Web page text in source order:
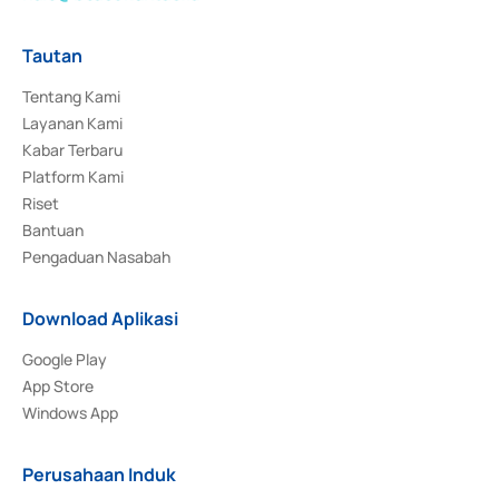
Tautan
Tentang Kami
Layanan Kami
Kabar Terbaru
Platform Kami
Riset
Bantuan
Pengaduan Nasabah
Download Aplikasi
Google Play
App Store
Windows App
Perusahaan Induk